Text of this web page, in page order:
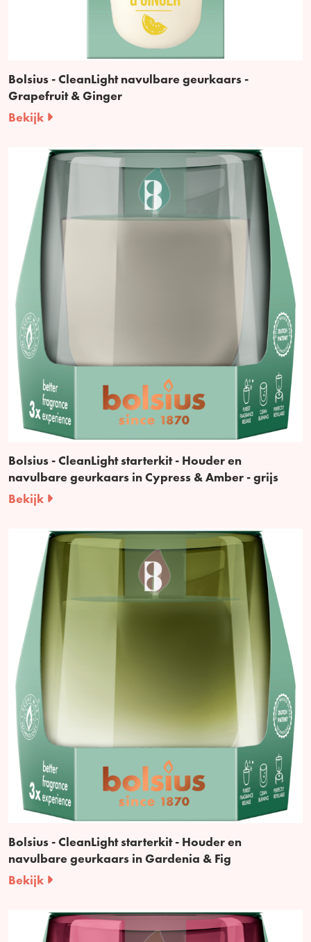
Bolsius - CleanLight navulbare geurkaars -
Grapefruit & Ginger
Bekijk
Bolsius - CleanLight starterkit - Houder en
navulbare geurkaars in Cypress & Amber - grijs
Bekijk
Bolsius - CleanLight starterkit - Houder en
navulbare geurkaars in Gardenia & Fig
Bekijk